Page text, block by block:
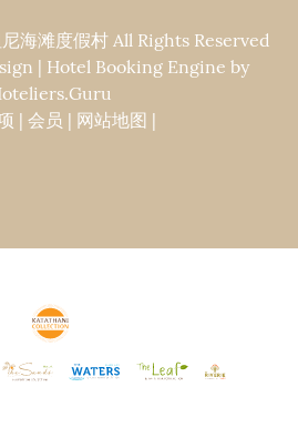
海滩度假村 All Rights Reserved
| Hotel Booking Engine by
| 会员 | 网站地图 |